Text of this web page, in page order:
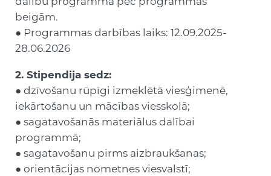
beigām.
● Programmas darbības laiks: 12.09.2025-
28.06.2026
2. Stipendija sedz:
● dzīvošanu rūpīgi izmeklētā viesģimenē,
iekārtošanu un mācības viesskolā;
● sagatavošanās materiālus dalībai
programmā;
● sagatavošanu pirms aizbraukšanas;
● orientācijas nometnes viesvalstī;